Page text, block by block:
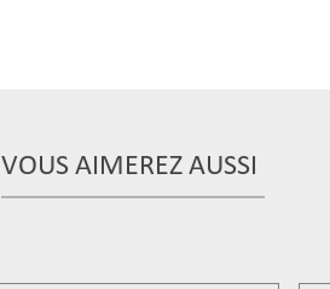
VOUS AIMEREZ AUSSI